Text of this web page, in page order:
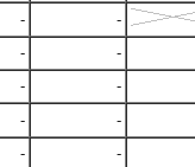
-
-
- -
- -
- -
- -